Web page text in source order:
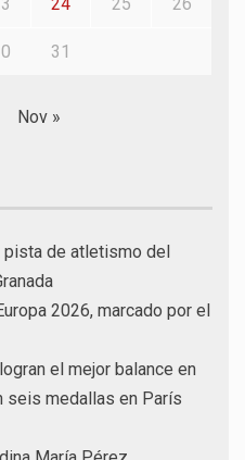
31
Nov »
pista de atletismo del
2026, marcado por el
el mejor balance en
seis medallas en París